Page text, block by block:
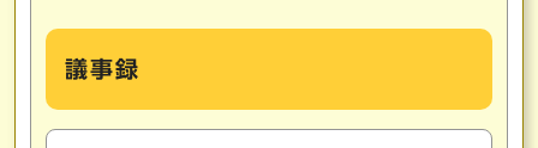
議事録